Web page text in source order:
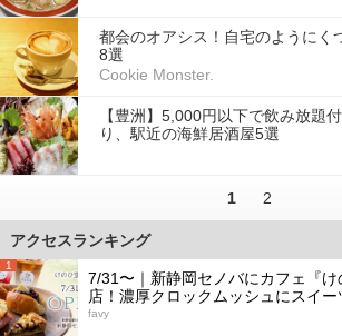
都会のオアシス！自宅のようにく
8選
Cookie Monster.
【豊洲】5,000円以下で飲み放題
り、駅近の海鮮居酒屋5選
1 2
アクセスランキング
1
7/31〜｜新静岡セノバにカフェ『け
店！濃厚クロックムッシュにスイー
favy